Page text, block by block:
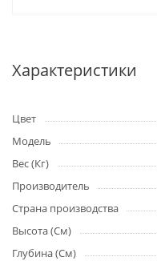
Характеристики
Цвет
Модель
Вес (Кг)
Производитель
Страна производства
Высота (См)
Глубина (См)